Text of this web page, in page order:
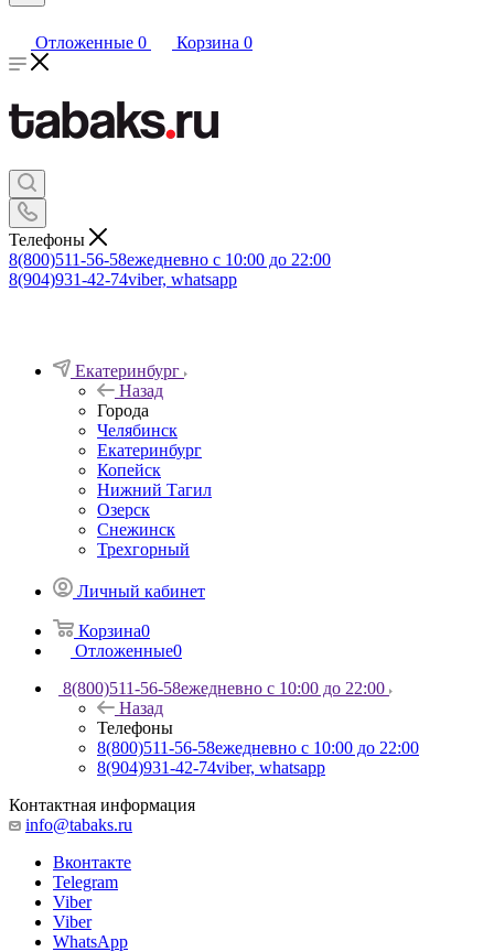
Отложенные 0 Корзина 0
Телефоны
8(800)511-56-58ежедневно с 10:00 до 22:00
8(904)931-42-74viber, whatsapp
Екатеринбург
Назад
Города
Челябинск
Екатеринбург
Копейск
Нижний Тагил
Озерск
Снежинск
Трехгорный
Личный кабинет
Корзина0
Отложенные0
8(800)511-56-58ежедневно с 10:00 до 22:00
Назад
Телефоны
8(800)511-56-58ежедневно с 10:00 до 22:00
8(904)931-42-74viber, whatsapp
Контактная информация
info@tabaks.ru
Вконтакте
Telegram
Viber
Viber
WhatsApp